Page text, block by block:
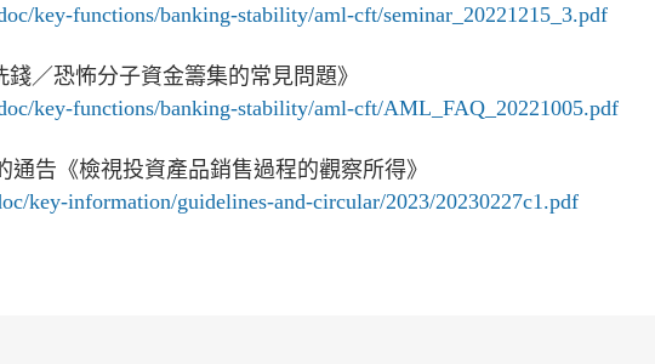
key-functions/banking-stability/aml-cft/seminar_20221215_3.pdf
／恐怖分子資金籌集的常見問題》
key-functions/banking-stability/aml-cft/AML_FAQ_20221005.pdf
通告《檢視投資產品銷售過程的觀察所得》
key-information/guidelines-and-circular/2023/20230227c1.pdf